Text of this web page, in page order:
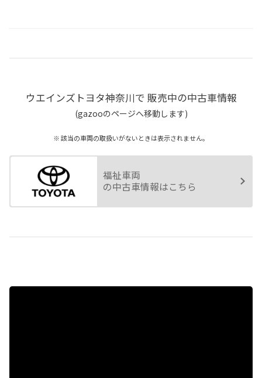
ウエインズトヨタ神奈川で 販売中の中古車情報
(gazooのページへ移動します)
※ 該当の車両の取扱いがないときは表示されません。
福祉車両
の中古車情報はこちら